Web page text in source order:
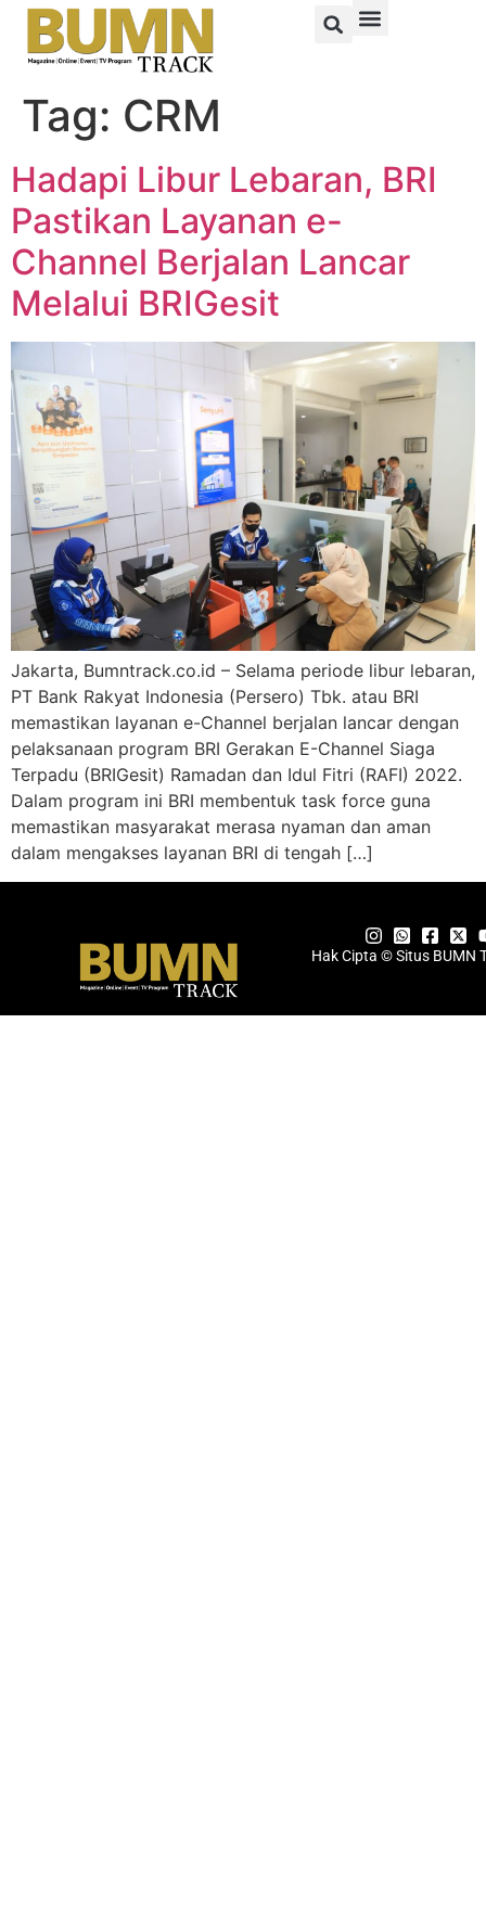
Tag: CRM
Hadapi Libur Lebaran, BRI
Pastikan Layanan e-
Channel Berjalan Lancar
Melalui BRIGesit
Jakarta, Bumntrack.co.id – Selama periode libur lebaran,
PT Bank Rakyat Indonesia (Persero) Tbk. atau BRI
memastikan layanan e-Channel berjalan lancar dengan
pelaksanaan program BRI Gerakan E-Channel Siaga
Terpadu (BRIGesit) Ramadan dan Idul Fitri (RAFI) 2022.
Dalam program ini BRI membentuk task force guna
memastikan masyarakat merasa nyaman dan aman
dalam mengakses layanan BRI di tengah […]
Hak Cipta © Situs BUMN